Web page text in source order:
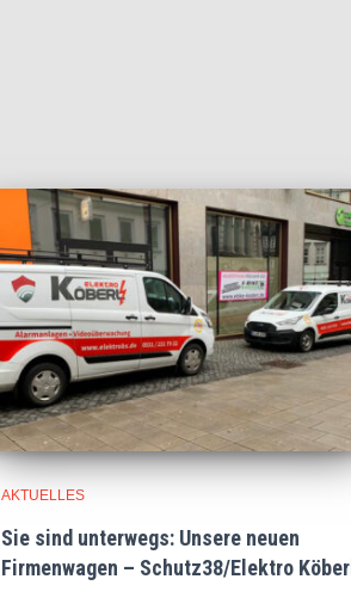
AKTUELLES
Sie sind unterwegs: Unsere neuen
Firmenwagen – Schutz38/Elektro Köberl